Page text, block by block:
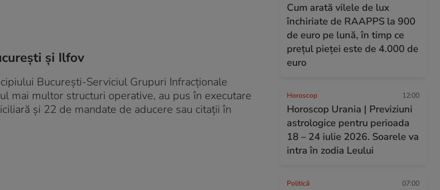
și Ilfov
București-Serviciul Grupuri Infracționale
mai multor structuri operative, au pus în executare
și 22 de mandate de aducere sau citații în
Cum arată vilele de lux
închiriate de RAAPPS la 900
de euro pe lună, în timp ce
prețul pieței este de 4.000 de
euro
Horoscop 12:00
Horoscop Urania | Previziuni
astrologice pentru perioada
18 – 24 iulie 2026. Soarele va
intra în zodia Leului
Politică 07:00